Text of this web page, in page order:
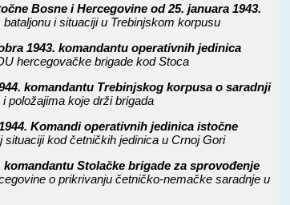
Bosne i Hercegovine od 25. januara 1943.
i situaciji u Trebinjskom korpusu
1943. komandantu operativnih jedinica
hercegovačke brigade kod Stoca
komandantu Trebinjskog korpusa o saradnji
položajima koje drži brigada
Komandi operativnih jedinica istočne
kod četničkih jedinica u Crnoj Gori
Stolačke brigade za sprovođenje
o prikrivanju četničko-nemačke saradnje u